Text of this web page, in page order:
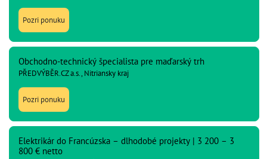
Pozri ponuku
Obchodno-technický špecialista pre maďarský trh
PŘEDVÝBĚR.CZ a.s., Nitriansky kraj
Pozri ponuku
Elektrikár do Francúzska – dlhodobé projekty | 3 200 – 3
800 € netto